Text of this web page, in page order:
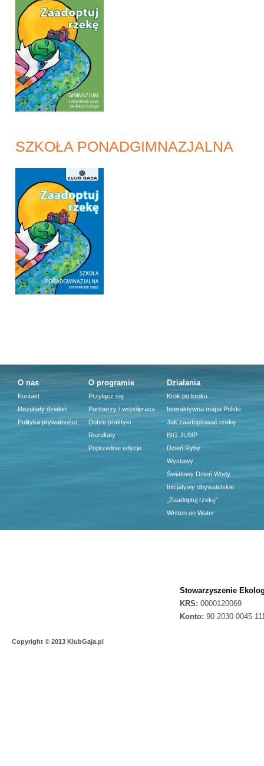
SZKOŁA PONADGIMNAZJALNA
O nas
Kontakt
Rezultaty działań
Polityka prywatności
O programie
Przyłącz się
Partnerzy / współpraca
Dobre praktyki
Rezultaty
Poprzednie edycje
Działania
Krok po kroku
Interaktywna mapa Polski
Jak zaadoptować rzekę
BIG JUMP
Dzień Ryby
Wystawy
Światowy Dzień Wody
Inicjatywy obywatelskie
„Zaadoptuj rzekę”
Written on Water
Stowarzyszenie
KRS: 0000120069
Konto: 90 2030 0045
Copyright © 2013 KlubGaja.pl